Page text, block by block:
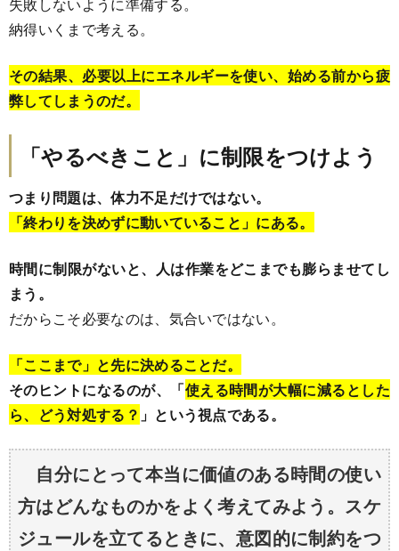
納得いくまで考える。
その結果、必要以上にエネルギーを使い、始める前から疲
弊してしまうのだ。
「やるべきこと」に制限をつけよう
つまり問題は、体力不足だけではない。
「終わりを決めずに動いていること」にある。
時間に制限がないと、人は作業をどこまでも膨らませてし
まう。
だからこそ必要なのは、気合いではない。
「ここまで」と先に決めることだ。
そのヒントになるのが、「使える時間が大幅に減るとした
ら、どう対処する？ 」という視点である。
自分にとって本当に価値のある時間の使い
方はどんなものかをよく考えてみよう。スケ
ジュールを立てるときに、意図的に制約をつ